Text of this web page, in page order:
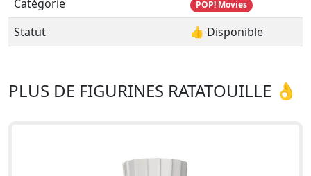
Catégorie
POP! Movies
Statut 👍 Disponible
PLUS DE FIGURINES RATATOUILLE 👌